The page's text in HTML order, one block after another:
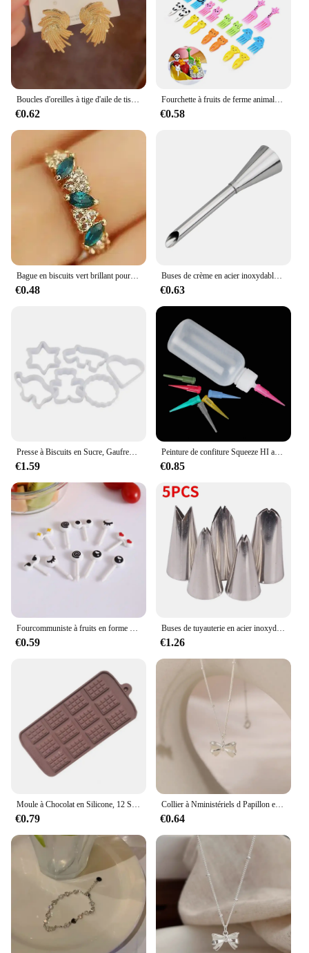
Boucles d'oreilles à tige d'aile de tissage en métal doré pour femme, géométrie douce, bijoux de mariage, cadeau romantique de la fête des Léons, document à la mode
€0.62
Fourchette à fruits de ferme animale pour enfants, mini dessin animé, collation, gâteau, dessert, cure-dents, déjeuner bento, décor de fête, document aléatoire, 10 pièces
€0.58
Bague en biscuits vert brillant pour femme, index, bague de queue, bijoux de mariage, cadeau d'anniversaire, mode, doux, décoration
€0.48
Buses de crème en acier inoxydable, pointe de tuyauterie de glaçage, bouffées de gâteau Chi, bouffée d'injection, outil de chef de manière spectaculaire, seringue de crème, 1PC
€0.63
Presse à Biscuits en Sucre, Gaufreur, Emporte-pièce, Moule à Gâteaux, Accessoires de Cuisson, Décor de Pâtisserie, DIY, 6 Pièces/Ensemble
€1.59
Peinture de confiture Squeeze HI avec 7 buses, 50ml, décoration de gâteau, pâtisserie, outils de bricolage, ustensiles de cuisson, accessoires de cuisine
€0.85
Fourcommuniste à fruits en forme d'animaux mignons, fourchette à nourriture, cure-dents, mini dessin animé, gâteau pour enfants, collation, dessert, bento, déjeuner, outil pour accessoires de cuisine
€0.59
Buses de tuyauterie en acier inoxydable pour le cuir chevelu, outils de glaçage exécutif, décoration de gâteaux, accessoires de pâtisserie, 5 pièces
€1.26
Moule à Chocolat en Silicone, 12 Styles, Pâtisserie, Barre de Bonbons, Mode Gâteau, Décoration, Accessoires de Cuisson de Cuisine
€0.79
Collier à Nministériels d Papillon en Argent pour Femme, 1 Pièce, Clavicule, Élégant, Vintage, Doux, Ras du Cou, Bijoux de ix, Cadeaux
€0.64